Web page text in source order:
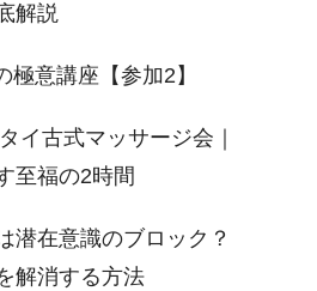
解説
極意講座【参加2】
イ古式マッサージ会｜
至福の2時間
潜在意識のブロック？
解消する方法